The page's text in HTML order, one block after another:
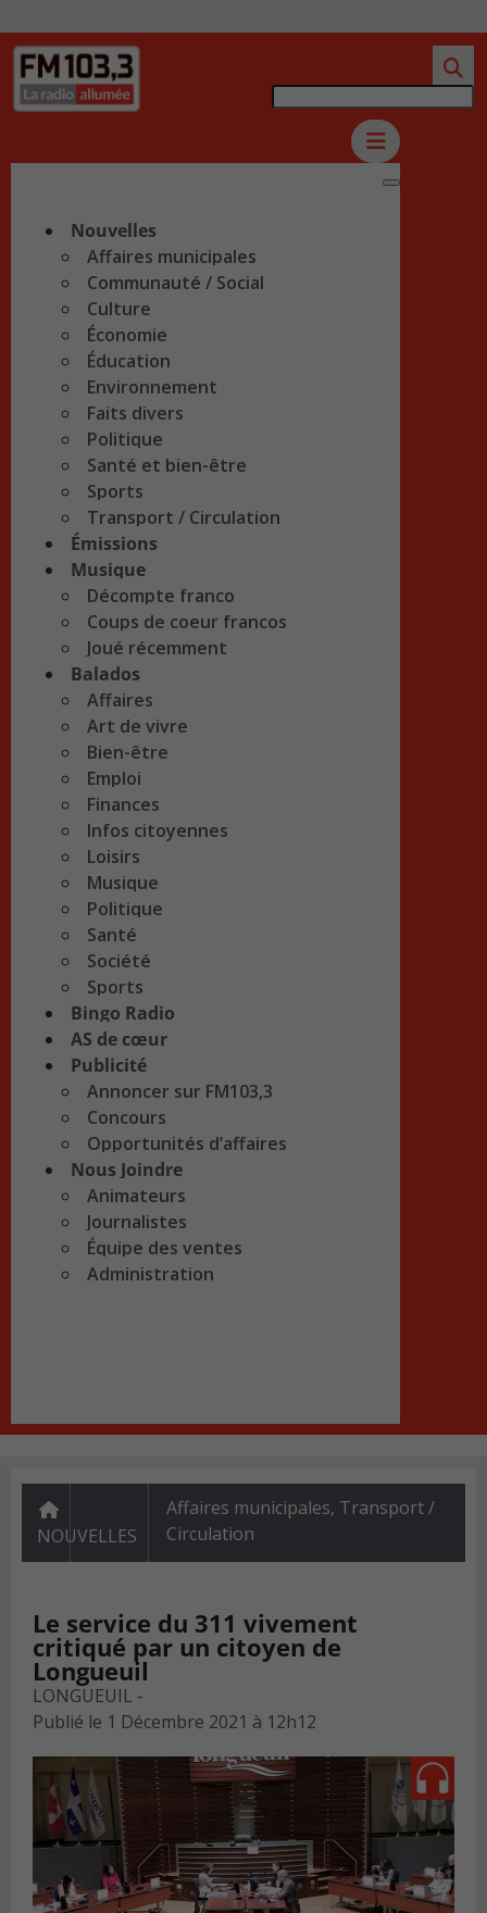
Nouvelles
Affaires municipales
Communauté / Social
Culture
Économie
Éducation
Environnement
Faits divers
Politique
Santé et bien-être
Sports
Transport / Circulation
Émissions
Musique
Décompte franco
Coups de coeur francos
Joué récemment
Balados
Affaires
Art de vivre
Bien-être
Emploi
Finances
Infos citoyennes
Loisirs
Musique
Politique
Santé
Société
Sports
Bingo Radio
AS de cœur
Publicité
Annoncer sur FM103,3
Concours
Opportunités d’affaires
Nous Joindre
Animateurs
Journalistes
Équipe des ventes
Administration
NOUVELLES
Affaires municipales, Transport /
Circulation
Le service du 311 vivement
critiqué par un citoyen de
Longueuil
LONGUEUIL -
Publié le 1 Décembre 2021 à 12h12